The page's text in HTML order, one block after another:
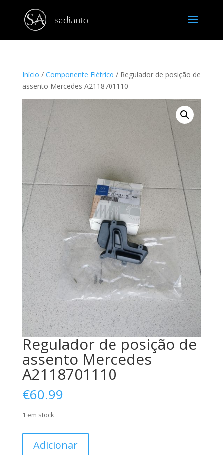
Início / Componente Elétrico / Regulador de posição de
assento Mercedes A2118701110
Regulador de posição de
assento Mercedes
A2118701110
€60.99
1 em stock
Adicionar